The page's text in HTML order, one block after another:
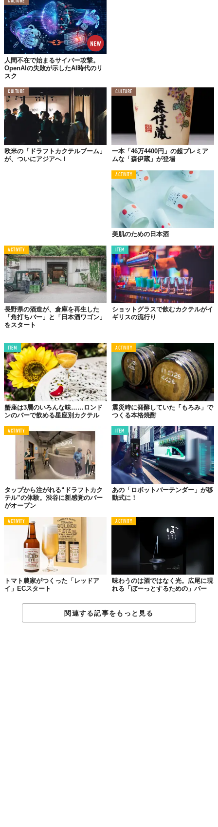
そのほか、その時々に出会った生産者やバー、バーテンダーなど
とコラボレートしたユニークな ゲストカクテル
されるそうだ。
「カクテル」による焼酎の魅力を発信
©株式会社Ｂｕｒｅｎａｉ
“香り系”とも言われる華やかな香りの焼酎や、樽で熟成した“熟成
系”など個性派焼酎をはじめ、カクテルとも相性の良い高アルコー
ルの焼酎も誕生するなど、焼酎は可能性を広げながら今も進化を
続けている。
「/DRAFT」では、その魅力を肩肘張らず、気軽に楽しんで欲し
いという思いから生まれた「カクテル」で発信していくとのこ
と。
もちろん、焼酎ラバーのみならず、お酒が強くない、焼酎を飲み
しているので、誰にとっても安心して楽しめるバーになるだろ
う。
恵比寿にまた一つ、秘密にしたい“居場所”の登場を歓迎しよう。
『/DRAFT』
【所在地】東京都渋谷区恵比寿南1-4-2 EBISU ASAHIYA
BUILDING 4F
【営業時間】17:00～26:00
【定休日】なし
【Instagram】https://www.instagram.com/draft_ebisu/
Top image: ©株式会社Ｂｕｒｅｎａｉ
この世界は、もっと広いはずだ。
CULTURE
人間不在で始まるサイバー攻撃。
OpenAIの失敗が示したAI時代のリ
スク
CULTURE
欧米の「ドラフトカクテルブーム」
が、ついにアジアへ！
CULTURE
一本「46万4400円」の超プレミア
ムな「森伊蔵」が登場
ACTIVITY
美肌のための日本酒
ACTIVITY
長野県の酒造が、倉庫を再生した
「角打ちバー」と「日本酒ワゴン」
をスタート
ITEM
ショットグラスで飲むカクテルがイ
ギリスの流行り
ITEM
蟹座は3層のいろんな味……ロンド
ンのバーで飲める星座別カクテル
ACTIVITY
震災時に発酵していた「もろみ」で
つくる本格焼酎
ACTIVITY
タップから注がれる“ドラフトカク
テル”の体験。渋谷に新感覚のバー
がオープン
ITEM
あの「ロボットバーテンダー」が移
動式に！
ACTIVITY
トマト農家がつくった「レッドア
イ」ECスタート
ACTIVITY
味わうのは酒ではなく光。広尾に現
れる「ぼーっとするための」バー
関連する記事をもっと見る